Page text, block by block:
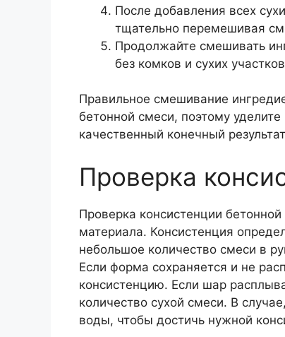
После добавления всех
тщательно перемешивая
Продолжайте смешивать
без комков и сухих
Правильное смешивание
бетонной смеси, поэтому
качественный конечный
Проверка
Проверка консистенции
материала. Консистенция
небольшое количество смеси в
Если форма сохраняется и не
консистенцию. Если шар
количество сухой смеси. В
воды, чтобы достичь нужной